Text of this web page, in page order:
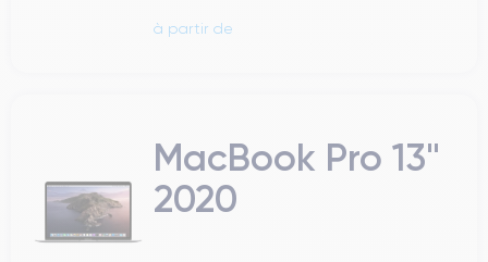
à partir de
MacBook Pro 13"
2020